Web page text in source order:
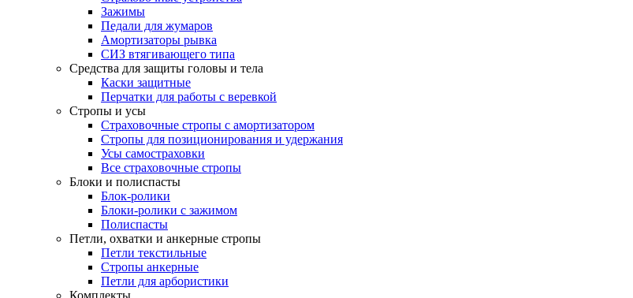
Зажимы
Педали для жумаров
Амортизаторы рывка
СИЗ втягивающего типа
Средства для защиты головы и тела
Каски защитные
Перчатки для работы с веревкой
Стропы и усы
Страховочные стропы с амортизатором
Стропы для позиционирования и удержания
Усы самостраховки
Все страховочные стропы
Блоки и полиспасты
Блок-ролики
Блоки-ролики с зажимом
Полиспасты
Петли, охватки и анкерные стропы
Петли текстильные
Стропы анкерные
Петли для арбористики
Комплекты